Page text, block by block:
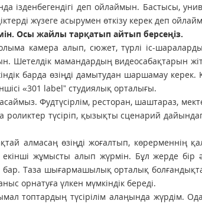
ізденбегендігі деп ойлаймын. Бастысы,
жүзеге асырумен өткізу керек деп
Осы жайлы тарқатып айтып берсеңіз.
камера алып, сюжет, түрлі іс-шараларды
Шетелдік мамандардың видеосабақтарын
барда өзіңді дамытудан шаршамау керек.
«301 label” студиялық орталығы.
Фудтүсірлім, ресторан, шаштараз,
түсіріп, қызықты сценарий
алмасаң өзіңді жоғалтып, көрерменнің
жұмысты алып жүрмін. Бұл жерде бір
бар. Таза шығармашылық орталық
орнатуға үлкен мүмкіндік береді.
топтардың түсірілім алаңында жүрдім.